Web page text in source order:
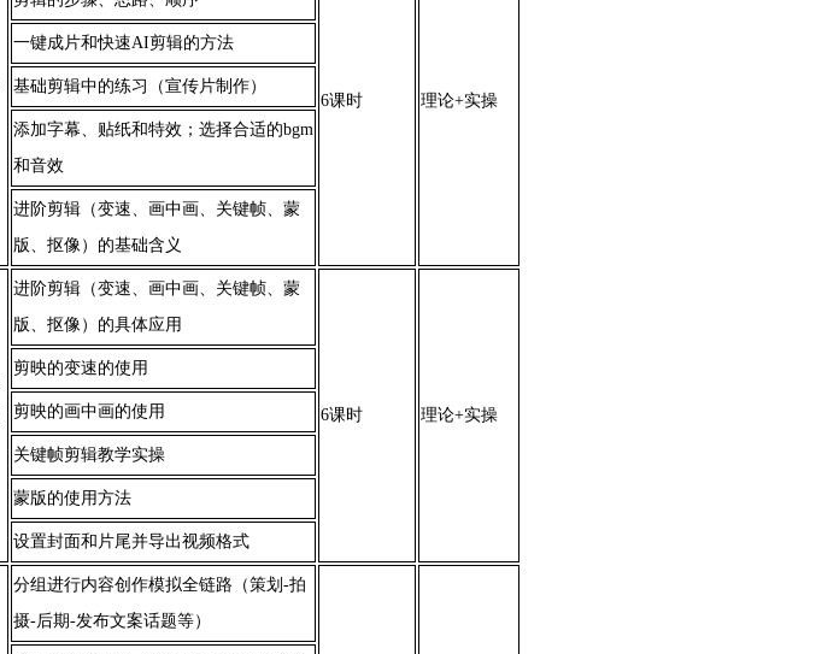
6课时 理论+实操
一键成片和快速AI剪辑的方法
基础剪辑中的练习（宣传片制作）
添加字幕、贴纸和特效；选择合适的bgm
和音效
进阶剪辑（变速、画中画、关键帧、蒙
版、抠像）的基础含义
进阶剪辑（变速、画中画、关键帧、蒙
版、抠像）的具体应用
6课时 理论+实操
剪映的变速的使用
剪映的画中画的使用
关键帧剪辑教学实操
蒙版的使用方法
设置封面和片尾并导出视频格式
分组进行内容创作模拟全链路（策划-拍
摄-后期-发布文案话题等）